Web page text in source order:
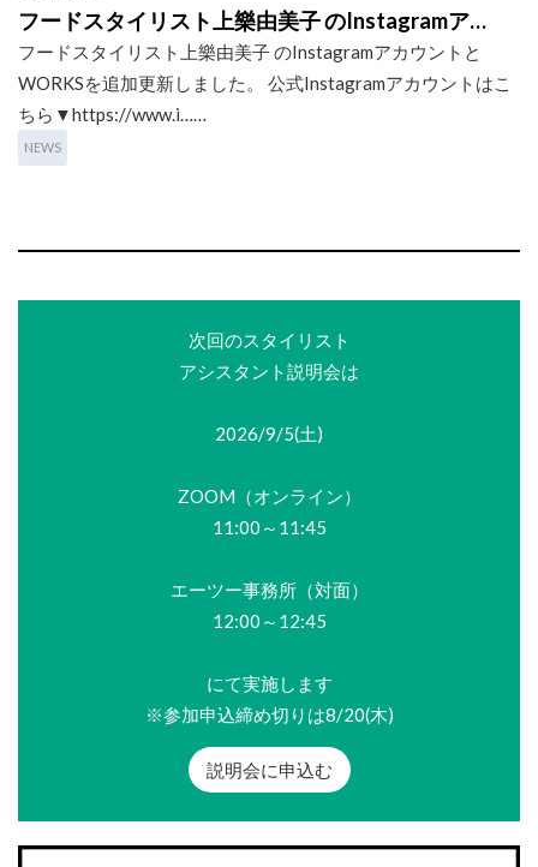
フードスタイリスト上樂由美子 のInstagramア…
フードスタイリスト上樂由美子 のInstagramアカウントと
WORKSを追加更新しました。 公式Instagramアカウントはこ
ちら▼https://www.i……
NEWS
次回のスタイリスト
アシスタント説明会は
2026/9/5(土)
ZOOM（オンライン）
11:00～11:45
エーツー事務所（対面）
12:00～12:45
にて実施します
※参加申込締め切りは8/20(木)
説明会に申込む